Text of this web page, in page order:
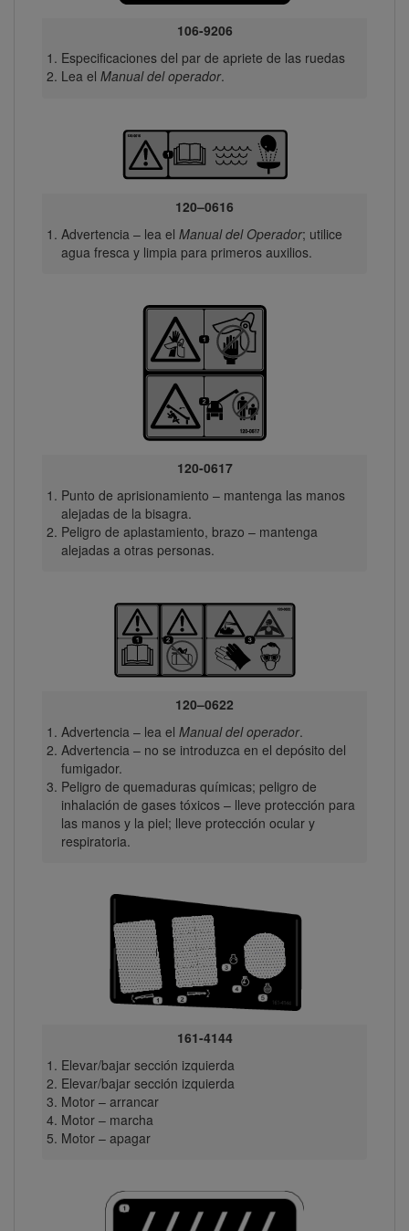
106-9206
Especificaciones del par de apriete de las ruedas
Lea el Manual del operador.
120–0616
Advertencia – lea el Manual del Operador; utilice
agua fresca y limpia para primeros auxilios.
120-0617
Punto de aprisionamiento – mantenga las manos
alejadas de la bisagra.
Peligro de aplastamiento, brazo – mantenga
alejadas a otras personas.
120–0622
Advertencia – lea el Manual del operador.
Advertencia – no se introduzca en el depósito del
fumigador.
Peligro de quemaduras químicas; peligro de
inhalación de gases tóxicos – lleve protección para
las manos y la piel; lleve protección ocular y
respiratoria.
161-4144
Elevar/bajar sección izquierda
Elevar/bajar sección izquierda
Motor – arrancar
Motor – marcha
Motor – apagar